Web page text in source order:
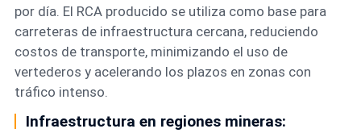
por día. El RCA producido se utiliza como base para
carreteras de infraestructura cercana, reduciendo
costos de transporte, minimizando el uso de
vertederos y acelerando los plazos en zonas con
tráfico intenso.
Infraestructura en regiones mineras: